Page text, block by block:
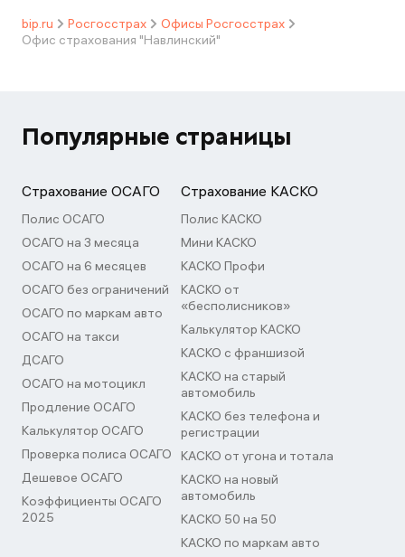
bip.ru Росгосстрах
Офисы Росгосстрах
Офис страхования "Навлинский"
Популярные страницы
Страхование ОСАГО
Полис ОСАГО
ОСАГО на 3 месяца
ОСАГО на 6 месяцев
ОСАГО без ограничений
ОСАГО по маркам авто
ОСАГО на такси
ДСАГО
ОСАГО на мотоцикл
Продление ОСАГО
Калькулятор ОСАГО
Проверка полиса ОСАГО
Дешевое ОСАГО
Коэффициенты ОСАГО
2025
Страхование КАСКО
Полис КАСКО
Мини КАСКО
КАСКО Профи
КАСКО от
«бесполисников»
Калькулятор КАСКО
КАСКО с франшизой
КАСКО на старый
автомобиль
КАСКО без телефона и
регистрации
КАСКО от угона и тотала
КАСКО на новый
автомобиль
КАСКО 50 на 50
КАСКО по маркам авто